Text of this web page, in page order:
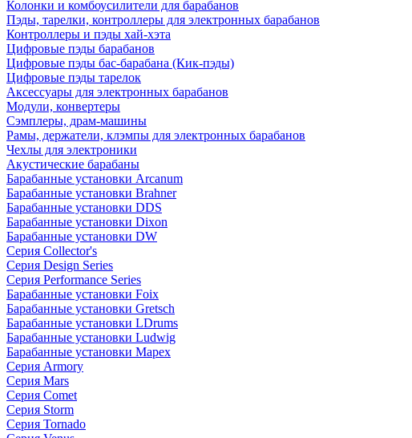
Колонки и комбоусилители для барабанов
Пэды, тарелки, контроллеры для электронных барабанов
Контроллеры и пэды хай-хэта
Цифровые пэды барабанов
Цифровые пэды бас-барабана (Кик-пэды)
Цифровые пэды тарелок
Аксессуары для электронных барабанов
Модули, конвертеры
Сэмплеры, драм-машины
Рамы, держатели, клэмпы для электронных барабанов
Чехлы для электроники
Акустические барабаны
Барабанные установки Arcanum
Барабанные установки Brahner
Барабанные установки DDS
Барабанные установки Dixon
Барабанные установки DW
Серия Collector's
Серия Design Series
Серия Performance Series
Барабанные установки Foix
Барабанные установки Gretsch
Барабанные установки LDrums
Барабанные установки Ludwig
Барабанные установки Mapex
Серия Armory
Серия Mars
Серия Comet
Серия Storm
Серия Tornado